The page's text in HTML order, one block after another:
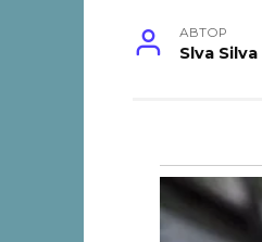
АВТОР
Slva Silva